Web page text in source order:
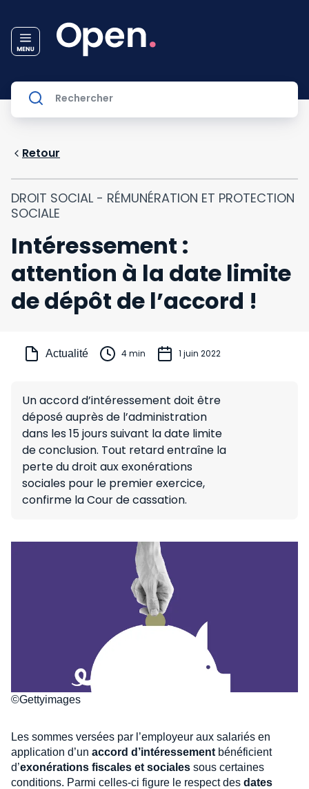
Retour
DROIT SOCIAL - RÉMUNÉRATION ET PROTECTION
SOCIALE
Intéressement :
attention à la date limite
de dépôt de l’accord !
Actualité 4 min 1 juin 2022
Un accord d’intéressement doit être
déposé auprès de l’administration
dans les 15 jours suivant la date limite
de conclusion. Tout retard entraîne la
perte du droit aux exonérations
sociales pour le premier exercice,
confirme la Cour de cassation.
©Gettyimages
Les sommes versées par l’employeur aux salariés en
application d’un accord d’intéressement bénéficient
d’exonérations fiscales et sociales sous certaines
conditions. Parmi celles-ci figure le respect des dates